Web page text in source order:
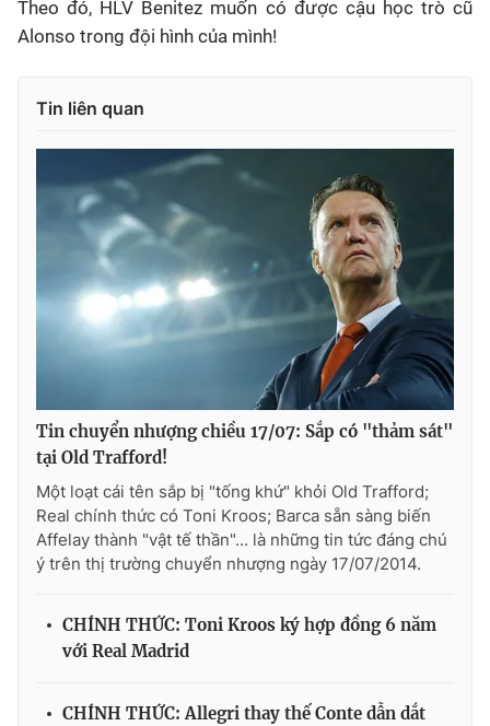
Theo đó, HLV Benitez muốn có được cậu học trò cũ
Alonso trong đội hình của mình!
Tin liên quan
Tin chuyển nhượng chiều 17/07: Sắp có "thảm sát"
tại Old Trafford!
Một loạt cái tên sắp bị "tống khứ" khỏi Old Trafford;
Real chính thức có Toni Kroos; Barca sẵn sàng biến
Affelay thành "vật tế thần"... là những tin tức đáng chú
ý trên thị trường chuyển nhượng ngày 17/07/2014.
CHÍNH THỨC: Toni Kroos ký hợp đồng 6 năm
với Real Madrid
CHÍNH THỨC: Allegri thay thế Conte dẫn dắt